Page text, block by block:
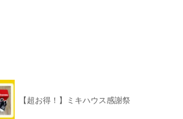
【超お得！】ミキハウス感謝祭